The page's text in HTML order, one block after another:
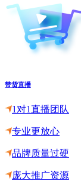
带货直播
1对1直播团队
专业更放心
品牌质量过硬
庞大推广资源